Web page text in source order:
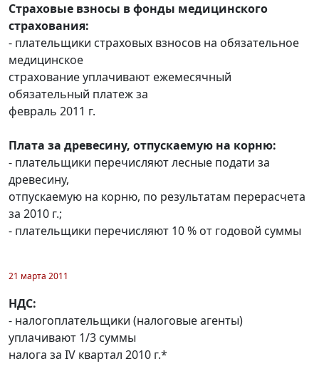
Страховые взносы в фонды медицинского
страхования:
- плательщики страховых взносов на обязательное
медицинское
страхование уплачивают ежемесячный
обязательный платеж за
февраль 2011 г.
Плата за древесину, отпускаемую на корню:
- плательщики перечисляют лесные подати за
древесину,
отпускаемую на корню, по результатам перерасчета
за 2010 г.;
- плательщики перечисляют 10 % от годовой суммы
21 марта 2011
НДС:
- налогоплательщики (налоговые агенты)
уплачивают 1/3 суммы
налога за IV квартал 2010 г.*